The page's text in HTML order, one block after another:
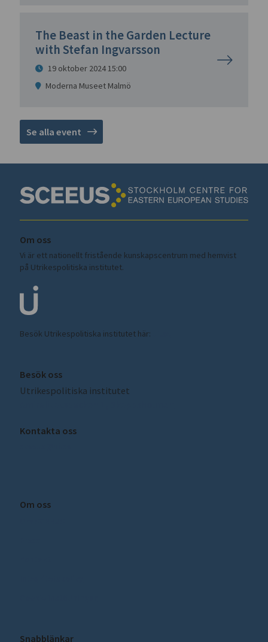
The Beast in the Garden Lecture
with Stefan Ingvarsson
19 oktober 2024 15:00
Moderna Museet Malmö
Se alla event
Om oss
Vi är ett nationellt fristående kunskapscentrum med hemvist
på Utrikespolitiska institutet.
Besök Utrikespolitiska institutet här:
Besök oss
Utrikespolitiska institutet
Kontakta oss
Om oss
Snabblänkar